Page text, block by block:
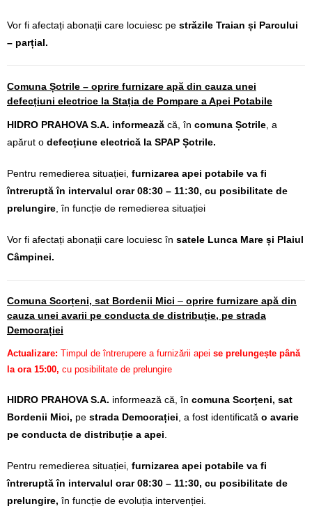
Vor fi afectați abonații care locuiesc pe străzile Traian și Parcului
– parțial.
Comuna Șotrile – oprire furnizare apă din cauza unei
defecțiuni electrice la Stația de Pompare a Apei Potabile
HIDRO PRAHOVA S.A. informează că, în comuna Șotrile , a
apărut o defecțiune electrică la SPAP Șotrile.
Pentru remedierea situației, furnizarea apei potabile va fi
întreruptă în intervalul orar 08:30 – 11:30, cu posibilitate de
prelungire , în funcție de remedierea situației
Vor fi afectați abonații care locuiesc în satele Lunca Mare și Plaiul
Câmpinei.
Comuna Scorțeni, sat Bordenii Mici – oprire furnizare apă din
cauza unei avarii pe conducta de distribuție, pe strada
Democrației
Actualizare: Timpul de întrerupere a furnizării apei se prelungește până
la ora 15:00, cu posibilitate de prelungire
HIDRO PRAHOVA S.A. informează că, în comuna Scorțeni, sat
Bordenii Mici, pe strada Democrației, a fost identificată o avarie
pe conducta de distribuție a apei.
Pentru remedierea situației, furnizarea apei potabile va fi
întreruptă în intervalul orar 08:30 – 11:30, cu posibilitate de
prelungire,în funcție de evoluția intervenției.